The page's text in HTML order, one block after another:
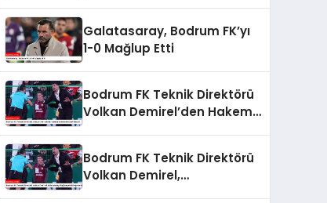
Galatasaray, Bodrum FK’yı
1-0 Mağlup Etti
Bodrum FK Teknik Direktörü
Volkan Demirel’den Hakem
Bodrum FK Teknik Direktörü
Volkan Demirel,